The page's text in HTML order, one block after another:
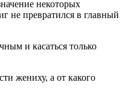
некоторых
не превратился в главный
и касаться только
жениху, а от какого